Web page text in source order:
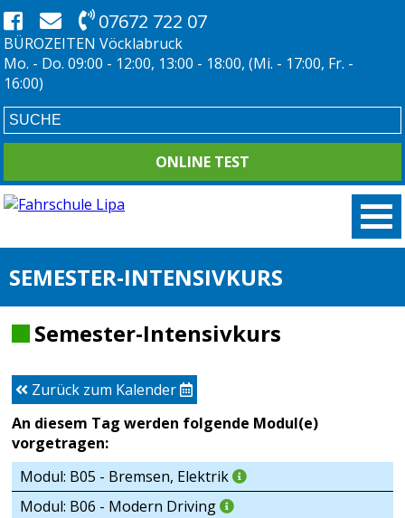
07672 722 07
BÜROZEITEN Vöcklabruck
Mo. - Do. 09:00 - 12:00, 13:00 - 18:00, (Mi. - 17:00, Fr. -
16:00)
ONLINE TEST
SEMESTER-INTENSIVKURS
Semester-Intensivkurs
Zurück zum Kalender
An diesem Tag werden folgende Modul(e)
vorgetragen:
Modul: B05 - Bremsen, Elektrik
Modul: B06 - Modern Driving